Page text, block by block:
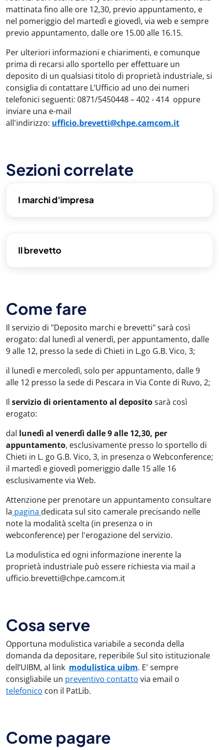
mattinata fino alle ore 12,30, previo appuntamento, e
nel pomeriggio del martedì e giovedì, via web e sempre
previo appuntamento, dalle ore 15.00 alle 16.15.
Per ulteriori informazioni e chiarimenti, e comunque
prima di recarsi allo sportello per effettuare un
deposito di un qualsiasi titolo di proprietà industriale, si
consiglia di contattare L’Ufficio ad uno dei numeri
telefonici seguenti: 0871/5450448 – 402 - 414 oppure
inviare una e-mail
all'indirizzo: ufficio.brevetti@chpe.camcom.it
Sezioni correlate
I marchi d'impresa
Il brevetto
Come fare
Il servizio di "Deposito marchi e brevetti" sarà così
erogato: dal lunedì al venerdì, per appuntamento, dalle
9 alle 12, presso la sede di Chieti in L.go G.B. Vico, 3;
il lunedì e mercoledì, solo per appuntamento, dalle 9
alle 12 presso la sede di Pescara in Via Conte di Ruvo, 2;
Il servizio di orientamento al depositosarà così
erogato:
dal lunedì al venerdì dalle 9 alle 12,30, per
appuntamento, esclusivamente presso lo sportello di
Chieti in L. go G.B. Vico, 3, in presenza o Webconference;
il martedì e giovedì pomeriggio dalle 15 alle 16
esclusivamente via Web.
Attenzione per prenotare un appuntamento consultare
la pagina dedicata sul sito camerale precisando nelle
note la modalità scelta (in presenza o in
webconference) per l'erogazione del servizio.
La modulistica ed ogni informazione inerente la
proprietà industriale può essere richiesta via mail a
ufficio.brevetti@chpe.camcom.it
Cosa serve
Opportuna modulistica variabile a seconda della
domanda da depositare, reperibile Sul sito istituzionale
dell’UIBM, al link modulistica uibm. E' sempre
consigliabile un preventivo contatto via email o
telefonico con il PatLib.
Come pagare